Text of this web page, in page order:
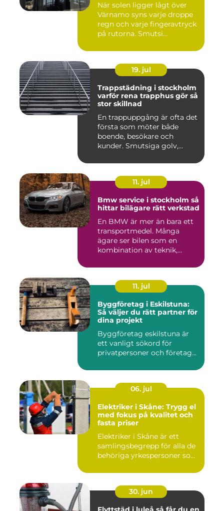
När solen ligger lågt över
Värnamo syns varje droppe
regn och varje fingeravtryck
på rutorna. Smutsi...
19. jul
Trappstädning i stockholm
varför rena trapphus gör så
stor skillnad
En trappuppgång är ofta det
första som möter både
boende, besökare och
kunder. Smutsiga golv,
11. jul
Bmw service i stockholm så
hittar bilägare rätt verkstad
En BMW är mer än bara ett
transportmedel. Många
ägare ser bilen som en
kombination av teknik,
11. jul
Byggföretag i Eskilstuna:
Så väljer du rätt partner för
dina projekt
Byggföretag eskilstuna är
ett vanligt sökord för
privatpersoner och företag...
06. jul
Elektriker i Skåne: Trygg el
med fokus på kvalitet och
fasta priser
Elektriker i Skåne är ett
samlingsbegrepp för alla de
behöriga yrkespersoner so...
30. jun